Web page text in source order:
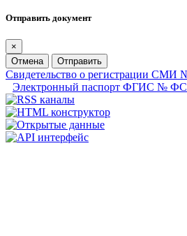
Отправить документ
×
Отмена
Отправить
Свидетельство о регистрации СМИ
Электронный паспорт ФГИС №